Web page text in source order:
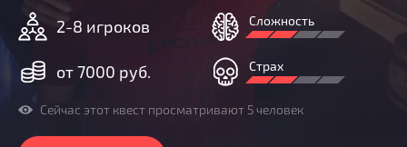
Новости
Партнерам
2-8 игроков
от 7000 руб.
Сложность
Страх
Сейчас этот квест просматривают 5 человек